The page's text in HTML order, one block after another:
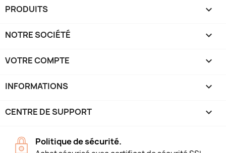
PRODUITS 
NOTRE SOCIÉTÉ 
VOTRE COMPTE 
INFORMATIONS keyboard_arrow_down
CENTRE DE SUPPORT 
Politique de sécurité.